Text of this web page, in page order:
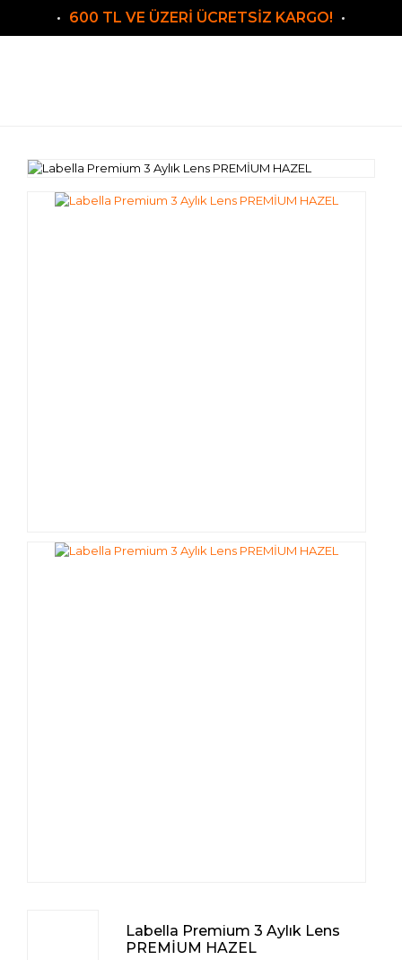
600 TL VE ÜZERİ ÜCRETSİZ KARGO!
Labella Premium 3 Aylık Lens
PREMİUM HAZEL